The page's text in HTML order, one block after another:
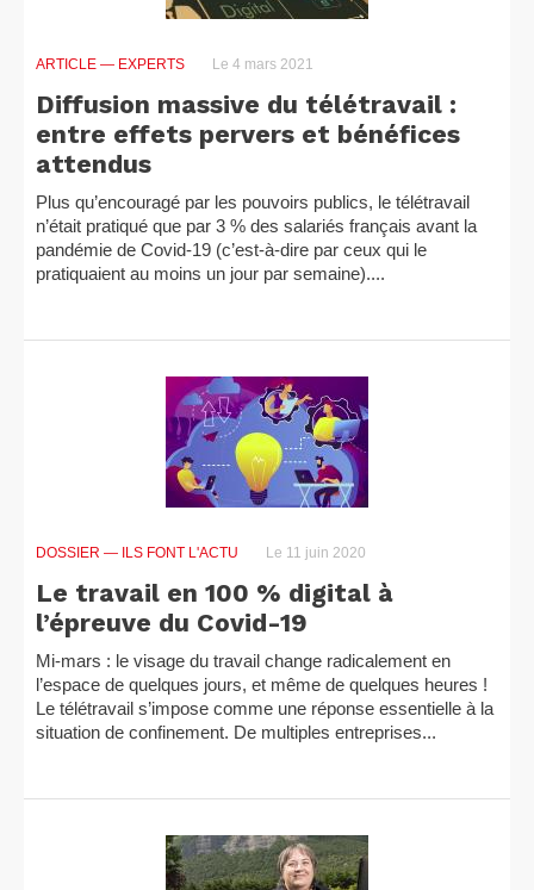
ARTICLE — EXPERTS Le 4 mars 2021
Diffusion massive du télétravail :
entre effets pervers et bénéfices
attendus
Plus qu’encouragé par les pouvoirs publics, le télétravail
n’était pratiqué que par 3 % des salariés français avant la
pandémie de Covid-19 (c’est-à-dire par ceux qui le
pratiquaient au moins un jour par semaine)....
DOSSIER — ILS FONT L'ACTU Le 11 juin 2020
Le travail en 100 % digital à
l’épreuve du Covid-19
Mi-mars : le visage du travail change radicalement en
l’espace de quelques jours, et même de quelques heures !
Le télétravail s’impose comme une réponse essentielle à la
situation de confinement. De multiples entreprises...